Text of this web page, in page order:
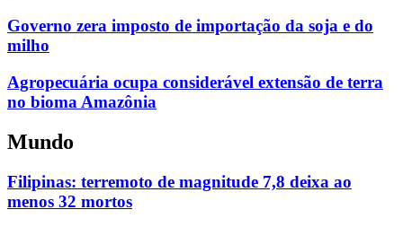
Governo zera imposto de importação da soja e do
milho
Agropecuária ocupa considerável extensão de terra
no bioma Amazônia
Mundo
Filipinas: terremoto de magnitude 7,8 deixa ao
menos 32 mortos